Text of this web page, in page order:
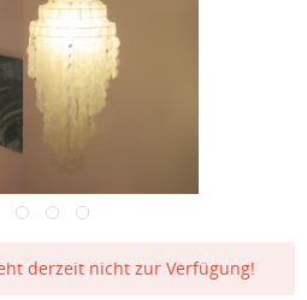
derzeit nicht zur Verfügung!